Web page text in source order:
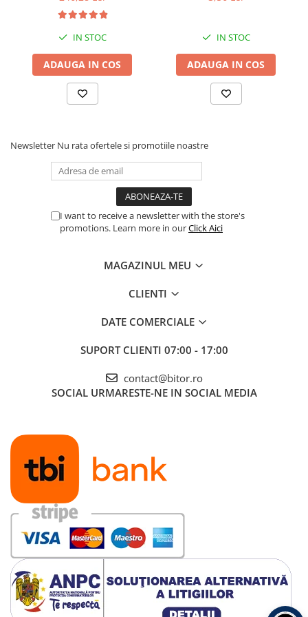
Procesoare Desktop
HDD Externe
HDD Interne
Memorii RAM
Memorii Laptop
Surse de alimentare
Ventilatoare & Sisteme de Răcire
Unități optice
Periferice & Accesorii
Tastaturi
Tastaturi cu Fir
Tastaturi wireless
Mouse, Trackballs & Presenters
Mouse cu Fir
Mouse Ergonimice
Mouse wireless
Mousepad
Cabluri & Adaptoare
Plug&play
Intra cu usurinta in joc folosind o mufa audio simpla de 3.5 mm.
Banda soft elastica se potriveste cu, capul si poate fi ajustata
sau jos pentru a le simti bine.
Comenzi incorporate
Sunet de calitate
Cu drivere de neodim de 40 mm, G335 ofera un sunet clar care
uimitor si claritate vocala.
IN STOC
ADAUGA IN COS
IN STOC
ADAUGA IN COS
Newsletter Nu rata ofertele si promotiile noastre
I want to receive a newsletter with the store's
promotions. Learn more in ourClick Aici
MAGAZINUL MEU
CLIENTI
DATE COMERCIALE
SUPORT CLIENTI 07:00 - 17:00
contact@bitor.ro
SOCIAL URMARESTE-NE IN SOCIAL MEDIA